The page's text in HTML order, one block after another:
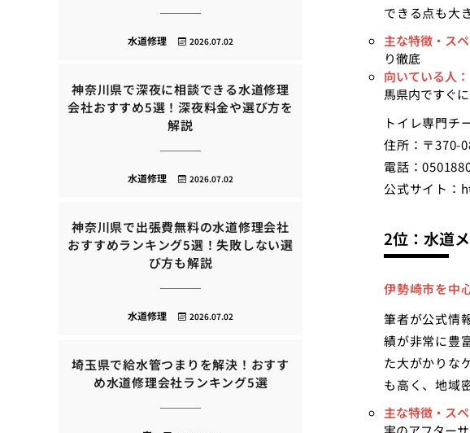
できる点も大
主な特徴・スペ
り徹底
向いている人：
馬県内ですぐ
トイレ専門チ
住所：〒370-
電話：
公式サイト：
2位：水道
伊勢崎市を中
筆者が公式情
績が非常に豊
た大がかりな
も高く、地域
主な特徴・スペ
2026.07.02
水道修理
神奈川県で深夜に相談できる水道修理
会社おすすめ5選！深夜料金や選び方を
解説
2026.07.02
水道修理
神奈川県で出張費無料の水道修理会社
おすすめランキング5選！失敗しない選
び方も解説
2026.07.02
水道修理
埼玉県で給水管つまりを解決！おすす
め水道修理会社ランキング5選